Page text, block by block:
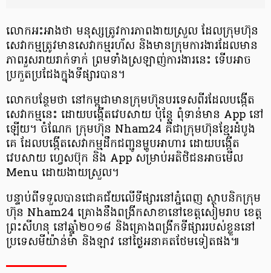
លោក​អះអាង​ថា មនុស្ស​ត្រូវការ​ភាព​ងាយ​ស្រួល ដែល​ក្រុមហ៊ុន​
សេវាកម្ម​ត្រូវ​មាន​សេវា​កម្ម​រហ័ស និង​មាន​ក្រុម​ការងារ​ដែល​មាន​
ភាព​រួស​រាយ​រាក់ទាក់ ព្រមទាំង​ស្រឡាញ់​ការងារ​នេះ ទើប​អាច​
ប្រកួត​ប្រជែង​ក្នុង​ទីផ្សារ​បាន។
លោក​បន្ថែម​ថា នៅ​កម្ពុជា​មាន​ក្រុមហ៊ុន​បរទេស​ពីរ​ដែល​បង្កើត​
សេវាកម្ម​នេះ ដោយ​បង្កើត​វេបសាយ ប៉ុន្តែ ពុំ​ទាន់​មាន App នៅ​
ឡើយ។ ចំណែក ក្រុមហ៊ុន Nham24 គឺ​ជា​ក្រុមហ៊ុន​ខ្មែរ​ដំបូង​
គេ ដែល​បង្កើត​សេវា​កម្ម​ដឹក​ជញ្ជូន​ម្ហូប​អាហារ ដោយ​បង្កើត​
វេបសាយ ហ្វេសប៊ុក និង App សម្រាប់​អតិថិជន​អាច​មើល
Menu ដោយ​ងាយ​ស្រួល។
បន្ទាប់​ពី​ទទួល​បាន​ជោគជ័យ​លើ​ទីផ្សារ​នៅ​ភ្នំពេញ ស្ថាបនិក​ក្រុម
ហ៊ុន Nham24 គ្រោង​នឹង​ពង្រីក​សាខា​នៅ​ខេត្ត​សៀមរាប ខេត្ត​
ព្រះ​សីហនុ នៅ​ឆ្នាំ​២០១៨ និង​គ្រោង​ពង្រីក​ទីផ្សារ​របស់​ខ្លួន​នៅ​
ប្រទេស​មីយ៉ាន់ម៉ា និង​ឡាវ នៅ​ថ្ងៃ​អនាគត​ថែម​ទៀត​ផង៕